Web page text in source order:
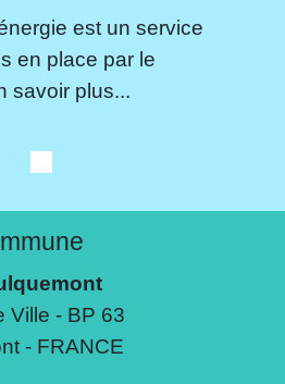
est un service
en place par le
savoir plus...
Ville - BP 63
- FRANCE